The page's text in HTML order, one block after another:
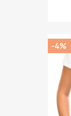
-4%